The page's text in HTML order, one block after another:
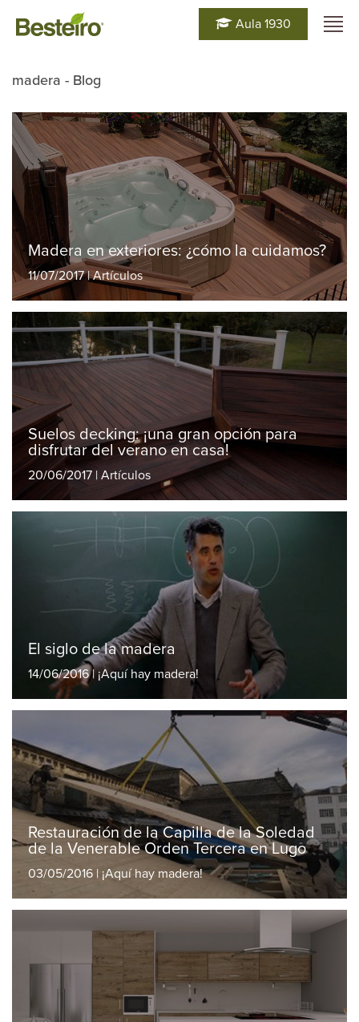
Aula 1930
madera - Blog
Madera en exteriores: ¿cómo la cuidamos?
11/07/2017 | Artículos
Suelos decking: ¡una gran opción para
disfrutar del verano en casa!
20/06/2017 | Artículos
El siglo de la madera
14/06/2016 | ¡Aquí hay madera!
Restauración de la Capilla de la Soledad
de la Venerable Orden Tercera en Lugo
03/05/2016 | ¡Aquí hay madera!